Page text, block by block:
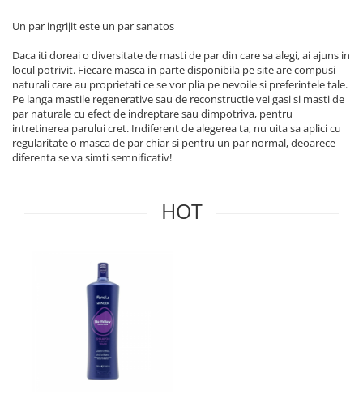
Un par ingrijit este un par sanatos
Daca iti doreai o diversitate de masti de par din care sa alegi, ai ajuns in
locul potrivit. Fiecare masca in parte disponibila pe site are compusi
naturali care au proprietati ce se vor plia pe nevoile si preferintele tale.
Pe langa mastile regenerative sau de reconstructie vei gasi si masti de
par naturale cu efect de indreptare sau dimpotriva, pentru
intretinerea parului cret. Indiferent de alegerea ta, nu uita sa aplici cu
regularitate o masca de par chiar si pentru un par normal, deoarece
diferenta se va simti semnificativ!
HOT